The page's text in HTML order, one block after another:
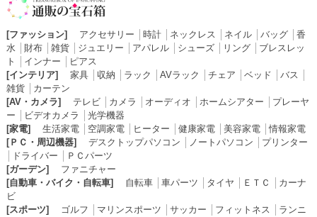
[ファッション] アクセサリー 時計│ ネックレス ネイル│ バッグ│ 香
水
財布│ 雑貨│ ジュエリー アパレル│ シューズ│ リング│ ブレスレッ
ト
インナー
ピアス
[インテリア]
家具│ 収納 ラック AVラック チェア ベッド バス
雑貨│ カーテン
[AV・カメラ]
テレビ│ カメラ オーディオ ホームシアター
プレーヤ
ー
ビデオカメラ
光学機器
[家電]
生活家電│ 空調家電│ ヒーター 健康家電│ 美容家電│情報家電
[ＰＣ・周辺機器]
デスクトップパソコン ノートパソコン
プリンター
ドライバー
ＰＣパーツ
[ガーデン]
ファニチャー
[自動車・バイク・自転車]
自転車│ 車パーツ タイヤ ＥＴＣ
カーナ
ビ
[スポーツ]
ゴルフ マリンスポーツ サッカー フィットネス ランニ